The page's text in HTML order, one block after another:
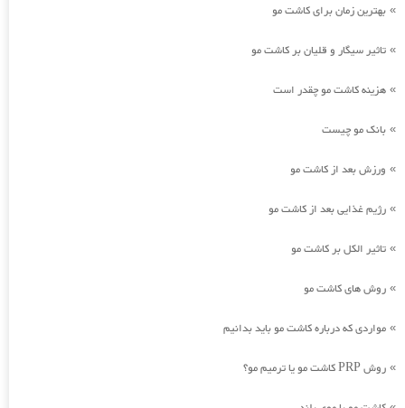
» بهترین زمان برای کاشت مو
» تاثیر سیگار و قلیان بر کاشت مو
» هزینه کاشت مو چقدر است
» بانک مو چیست
» ورزش بعد از کاشت مو
» رژیم غذایی بعد از کاشت مو
» تاثیر الکل بر کاشت مو
» روش های کاشت مو
» مواردی که درباره کاشت مو باید بدانیم
» روش PRP کاشت مو یا ترمیم مو؟